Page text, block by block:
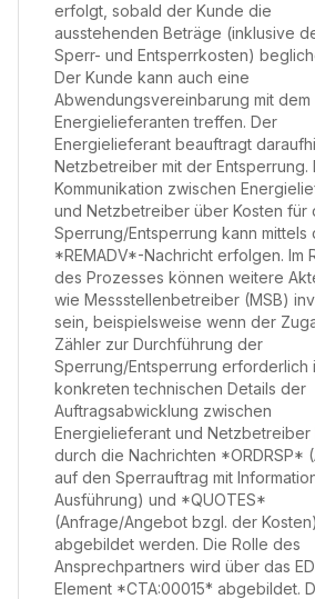
erfolgt, sobald der Kunde die
ausstehenden Beträge (inklusive
Sperr- und Entsperrkosten)
Der Kunde kann auch eine
Abwendungsvereinbarung mit dem
Energielieferanten treffen. Der
Energielieferant beauftragt
Netzbetreiber mit der Entsperrung.
Kommunikation zwischen
und Netzbetreiber über Kosten für
Sperrung/Entsperrung kann mittels
*REMADV*-Nachricht erfolgen. Im
des Prozesses können weitere
wie Messstellenbetreiber (MSB)
sein, beispielsweise wenn der
Zähler zur Durchführung der
Sperrung/Entsperrung erforderlich
konkreten technischen Details der
Auftragsabwicklung zwischen
Energielieferant und Netzbetreiber
durch die Nachrichten *ORDRSP*
auf den Sperrauftrag mit
Ausführung) und *QUOTES*
(Anfrage/Angebot bzgl. der Kosten)
abgebildet werden. Die Rolle des
Ansprechpartners wird über das
Element *CTA:00015* abgebildet.